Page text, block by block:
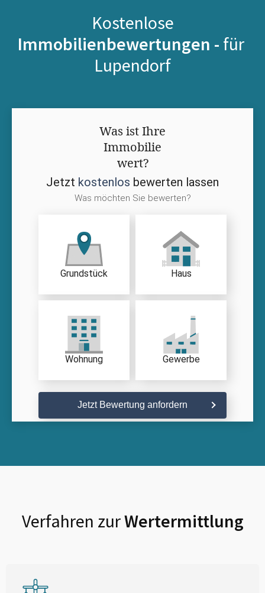
Kostenlose
Immobilienbewertungen - für
Lupendorf
Was ist Ihre
Immobilie
wert?
Jetzt kostenlos bewerten lassen
Was möchten Sie bewerten?
Grundstück Haus
Wohnung Gewerbe
Jetzt Bewertung anfordern
Verfahren zurWertermittlung